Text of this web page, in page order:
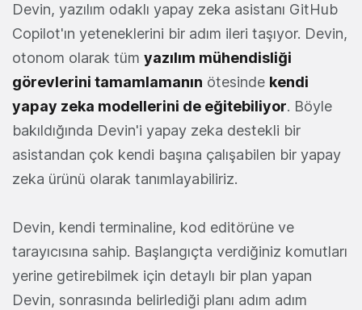
Devin, yazılım odaklı yapay zeka asistanı GitHub
Copilot'ın yeteneklerini bir adım ileri taşıyor. Devin,
otonom olarak tüm yazılım mühendisliği
görevlerini tamamlamanın ötesinde kendi
yapay zeka modellerini de eğitebiliyor. Böyle
bakıldığında Devin'i yapay zeka destekli bir
asistandan çok kendi başına çalışabilen bir yapay
zeka ürünü olarak tanımlayabiliriz.
Devin, kendi terminaline, kod editörüne ve
tarayıcısına sahip. Başlangıçta verdiğiniz komutları
yerine getirebilmek için detaylı bir plan yapan
Devin, sonrasında belirlediği planı adım adım